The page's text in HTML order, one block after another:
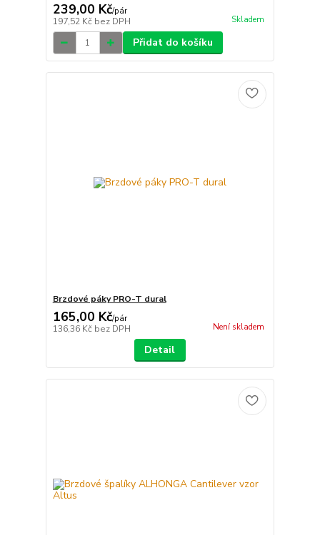
239,00 Kč/pár
197,52 Kč bez DPH Skladem
Přidat do košíku
Brzdové páky PRO-T dural
165,00 Kč/pár
136,36 Kč bez DPH Není skladem
Detail